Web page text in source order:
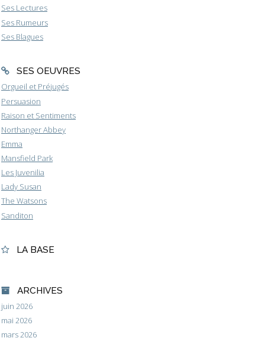
Ses Lectures
Ses Rumeurs
Ses Blagues
SES OEUVRES
Orgueil et Préjugés
Persuasion
Raison et Sentiments
Northanger Abbey
Emma
Mansfield Park
Les Juvenilia
Lady Susan
The Watsons
Sanditon
LA BASE
ARCHIVES
juin 2026
mai 2026
mars 2026